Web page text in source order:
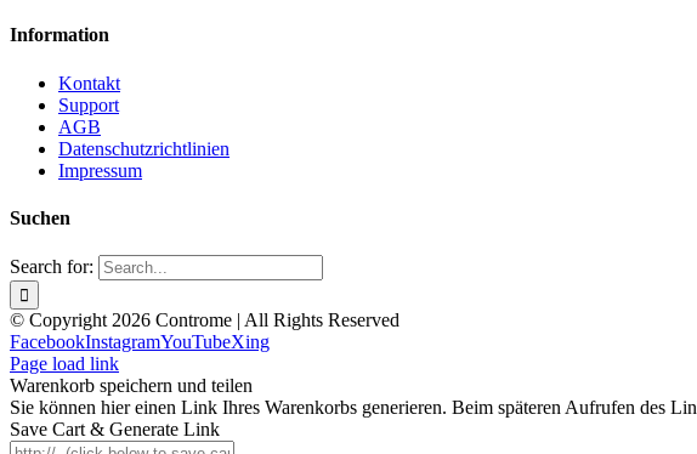
Information
Kontakt
Support
AGB
Datenschutzrichtlinien
Impressum
Suchen
Search for:
© Copyright 2026 Controme | All Rights Reserved
FacebookInstagramYouTubeXing
Page load link
Warenkorb speichern und teilen
Sie können hier einen Link Ihres Warenkorbs generieren. Beim späteren Aufrufen des
Save Cart & Generate Link